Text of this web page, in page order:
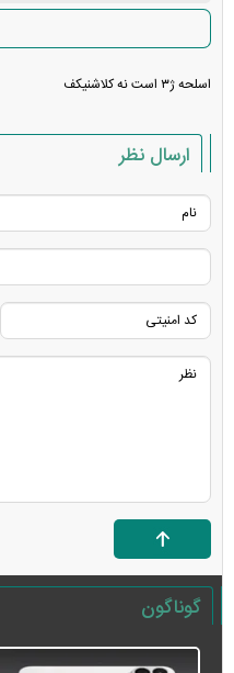
اسلحه ژ۳ است نه کلاشنیکف
ارسال نظر
گوناگون